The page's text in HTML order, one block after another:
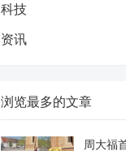
科技
资讯
浏览最多的文章
周大福